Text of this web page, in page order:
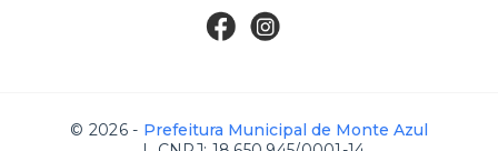
© 2026 - Prefeitura Municipal de Monte Azul